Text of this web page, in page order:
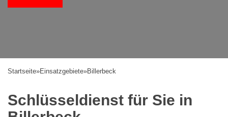
Startseite»Einsatzgebiete»Billerbeck
Schlüsseldienst für Sie in